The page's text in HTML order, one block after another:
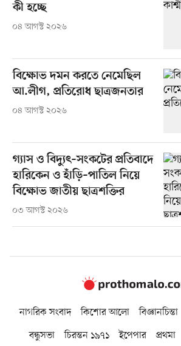
কী হচ্ছে
০৪ আগস্ট ২০২৬
বিক্ষোভ দমন করতে নেমেছিল
আ.লীগ, প্রতিরোধ ছাত্রজনতার
০৪ আগস্ট ২০২৬
গ্যাস ও বিদ্যুৎ–সংকটের প্রতিবাদে
হারিকেন ও হাঁড়ি–পাতিল নিয়ে
বিক্ষোভ জাতীয় ছাত্রশক্তির
০৩ আগস্ট ২০২৬
নাগরিক সংবাদ কিশোর আলো বিজ্ঞানচিন্তা
বন্ধুসভা
চিরন্তন ১৯৭১ ইপেপার প্রথমা